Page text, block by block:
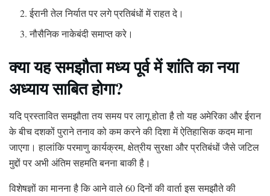
ईरानी तेल निर्यात पर लगे प्रतिबंधों में राहत दे।
नौसैनिक नाकेबंदी समाप्त करे।
क्या यह समझौता मध्य पूर्व में शांति का नया
अध्याय साबित होगा?
यदि प्रस्तावित समझौता तय समय पर लागू होता है तो यह अमेरिका और ईरान
के बीच दशकों पुराने तनाव को कम करने की दिशा में ऐतिहासिक कदम माना
जाएगा। हालांकि परमाणु कार्यक्रम, क्षेत्रीय सुरक्षा और प्रतिबंधों जैसे जटिल
मुद्दों पर अभी अंतिम सहमति बनना बाकी है।
विशेषज्ञों का मानना है कि आने वाले 60 दिनों की वार्ता इस समझौते की